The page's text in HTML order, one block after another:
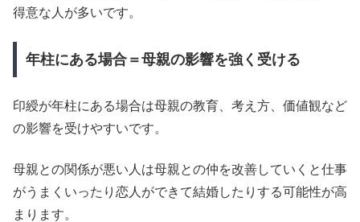
得意な人が多いです。
年柱にある場合＝母親の影響を強く受ける
印綬が年柱にある場合は母親の教育、考え方、価値観など
の影響を受けやすいです。
母親との関係が悪い人は母親との仲を改善していくと仕事
がうまくいったり恋人ができて結婚したりする可能性が高
まります。